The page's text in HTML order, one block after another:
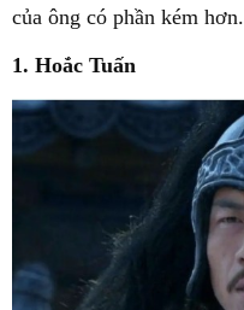
của ông có phần kém hơn.
1. Hoắc Tuấn